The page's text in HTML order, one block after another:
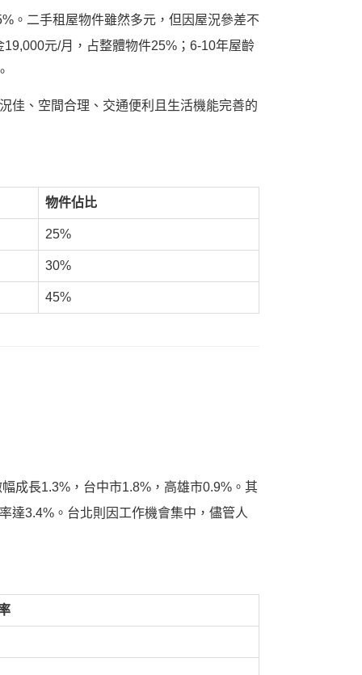
。二手租屋物件雖然多元，但因屋況參差不
元/月，占整體物件25%；6-10年屋齡
佳、空間合理、交通便利且生活機能完善的
物件佔比
25%
30%
45%
成長1.3%，台中市1.8%，高雄市0.9%。其
達3.4%。台北則因工作機會集中，儘管人